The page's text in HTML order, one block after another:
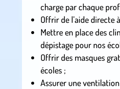
charge par chaque
Offrir de l’aide directe
Mettre en place des
dépistage pour nos
Offrir des masques
écoles ;
Assurer une